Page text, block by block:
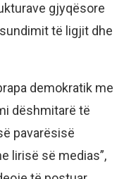
gjyqësore
të ligjit dhe
demokratik me
dëshmitarë të
pavarësisë
lirisë së medias”,